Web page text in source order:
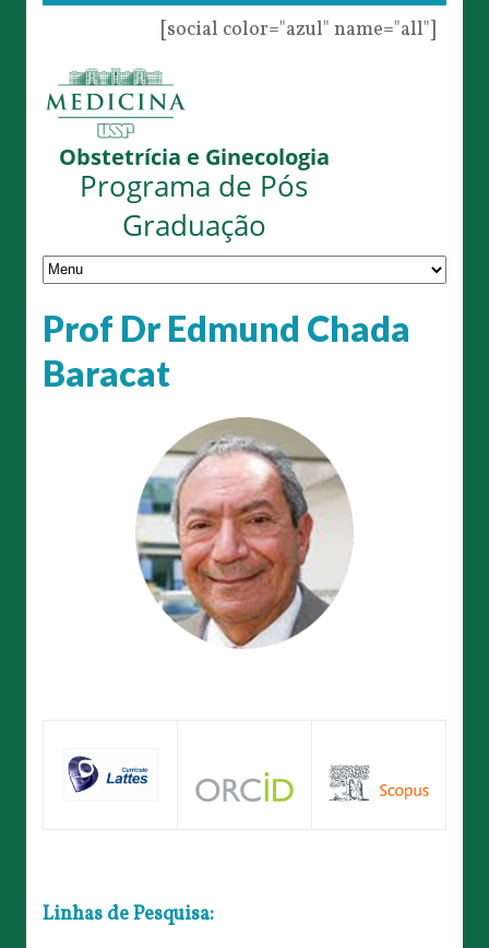
[social color="azul" name="all"]
Obstetrícia e Ginecologia
Programa de Pós
Graduação
Prof Dr Edmund Chada
Baracat
Linhas de Pesquisa: